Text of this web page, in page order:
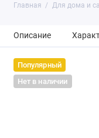
Главная Для дома и
Описание
Популярный
Нет в наличии